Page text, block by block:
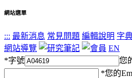
網站選單
::: 最新消息 常見問題 編輯說明 字
網站導覽
EN
*字號
您
*您的